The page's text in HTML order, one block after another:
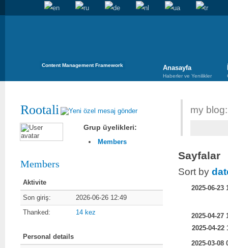
Content Management Framework Anasayfa
Haberler ve Yenilikler
Rootali
Grup üyelikleri:
Members
Members
Aktivite
Son giriş:
2026-06-26 12:49
Thanked:
14 kez
Personal details
my
Sayfalar
Sort by
2025-06-23
2025-04-27
2025-04-22
2025-03-08